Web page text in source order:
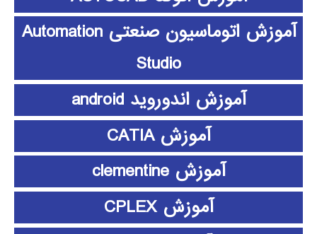
آموزش اتوماسیون صنعتی Automation
Studio
آموزش اندوروید android
آموزش CATIA
آموزش clementine
آموزش CPLEX